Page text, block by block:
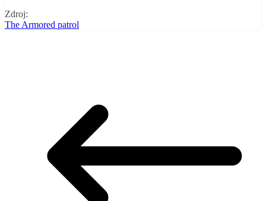
Zdroj:
The Armored patrol